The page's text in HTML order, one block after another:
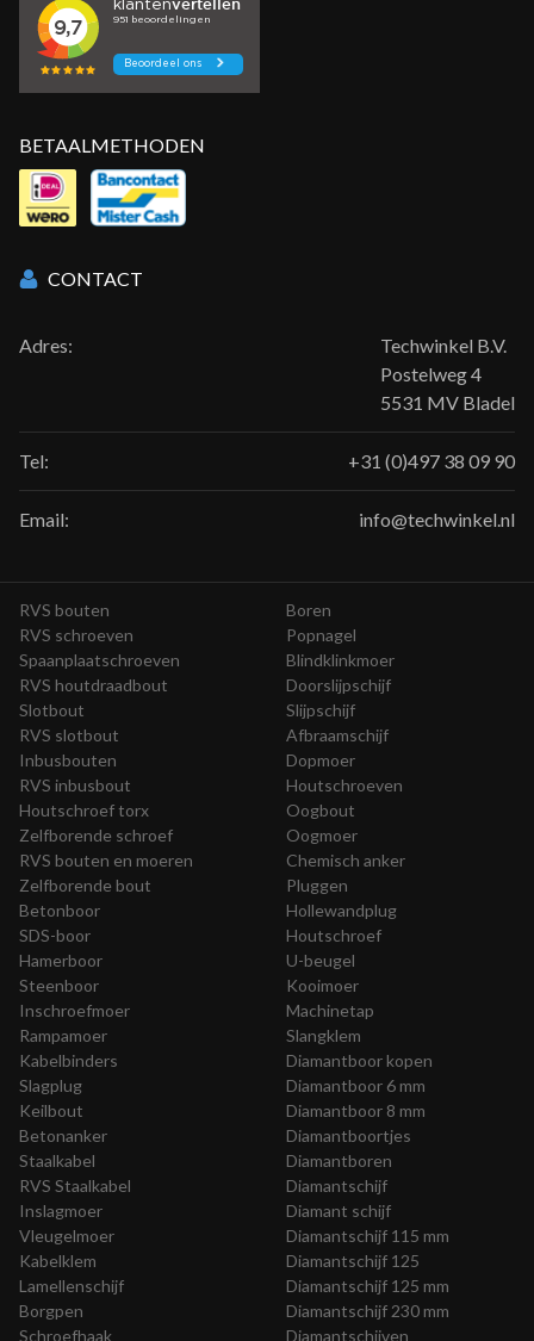
BETAALMETHODEN
CONTACT
Adres:
Techwinkel B.V.
Postelweg 4
5531 MV Bladel
Tel: +31 (0)497 38 09 90
Email: info@techwinkel.nl
RVS bouten
RVS schroeven
Spaanplaatschroeven
RVS houtdraadbout
Slotbout
RVS slotbout
Inbusbouten
RVS inbusbout
Houtschroef torx
Zelfborende schroef
RVS bouten en moeren
Zelfborende bout
Betonboor
SDS-boor
Hamerboor
Steenboor
Boren
Popnagel
Blindklinkmoer
Doorslijpschijf
Slijpschijf
Afbraamschijf
Dopmoer
Houtschroeven
Oogbout
Oogmoer
Chemisch anker
Pluggen
Hollewandplug
Houtschroef
U-beugel
Kooimoer
Inschroefmoer
Rampamoer
Kabelbinders
Slagplug
Keilbout
Betonanker
Staalkabel
RVS Staalkabel
Inslagmoer
Vleugelmoer
Kabelklem
Lamellenschijf
Borgpen
Schroefhaak
Machinetap
Slangklem
Diamantboor kopen
Diamantboor 6 mm
Diamantboor 8 mm
Diamantboortjes
Diamantboren
Diamantschijf
Diamant schijf
Diamantschijf 115 mm
Diamantschijf 125
Diamantschijf 125 mm
Diamantschijf 230 mm
Diamantschijven